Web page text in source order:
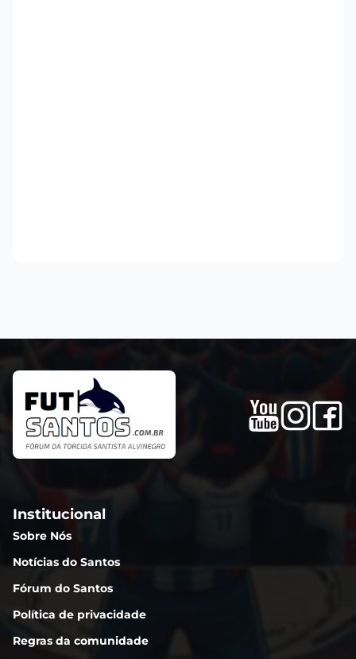
Institucional
Sobre Nós
Notícias do Santos
Fórum do Santos
Política de privacidade
Regras da comunidade